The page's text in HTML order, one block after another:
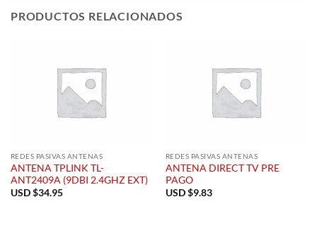
PRODUCTOS RELACIONADOS
REDES PASIVAS ANTENAS
ANTENA TPLINK TL-
ANT2409A (9DBI 2.4GHZ EXT)
USD $34.95
REDES PASIVAS ANTENAS
ANTENA DIRECT TV PRE
PAGO
USD $9.83